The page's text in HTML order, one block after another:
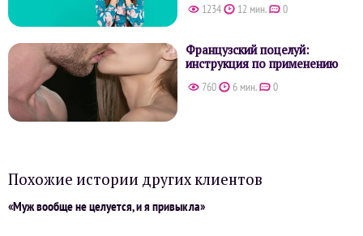
1234 12 мин. 0
Французский поцелуй:
инструкция по применению
760 6 мин. 0
Похожие истории других клиентов
«Муж вообще не целуется, и я привыкла»